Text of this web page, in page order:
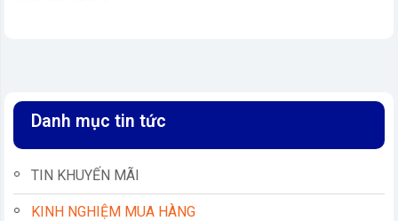
Danh mục tin tức
TIN KHUYẾN MÃI
KINH NGHIỆM MUA HÀNG